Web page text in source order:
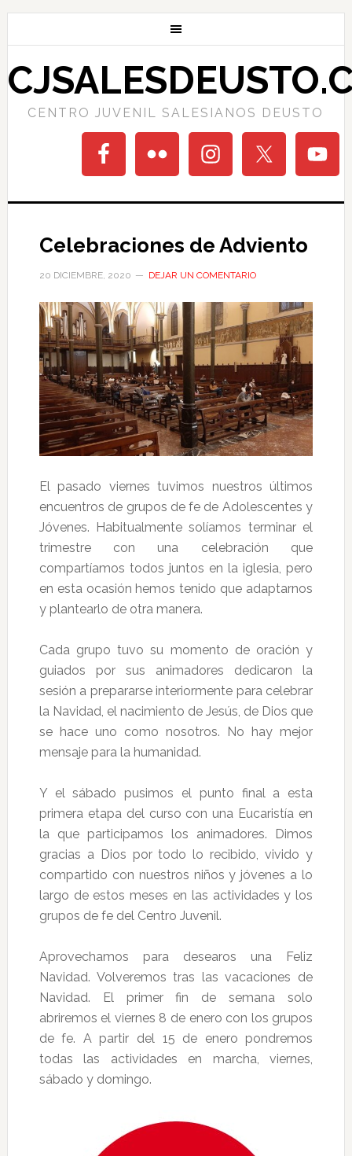
CENTRO JUVENIL SALESIANOS DEUSTO
Celebraciones de Adviento
20 DICIEMBRE, 2020 DEJAR UN COMENTARIO
El pasado viernes tuvimos nuestros últimos
encuentros de grupos de fe de Adolescentes y
Jóvenes. Habitualmente solíamos terminar el
trimestre con una celebración que
compartíamos todos juntos en la iglesia, pero
en esta ocasión hemos tenido que adaptarnos
y plantearlo de otra manera.
Cada grupo tuvo su momento de oración y
guiados por sus animadores dedicaron la
sesión a prepararse interiormente para celebrar
la Navidad, el nacimiento de Jesús, de Dios que
se hace uno como nosotros. No hay mejor
mensaje para la humanidad.
Y el sábado pusimos el punto final a esta
primera etapa del curso con una Eucaristía en
la que participamos los animadores. Dimos
gracias a Dios por todo lo recibido, vivido y
compartido con nuestros niños y jóvenes a lo
largo de estos meses en las actividades y los
grupos de fe del Centro Juvenil.
Aprovechamos para desearos una Feliz
Navidad. Volveremos tras las vacaciones de
Navidad. El primer fin de semana solo
abriremos el viernes 8 de enero con los grupos
de fe. A partir del 15 de enero pondremos
todas las actividades en marcha, viernes,
sábado y domingo.